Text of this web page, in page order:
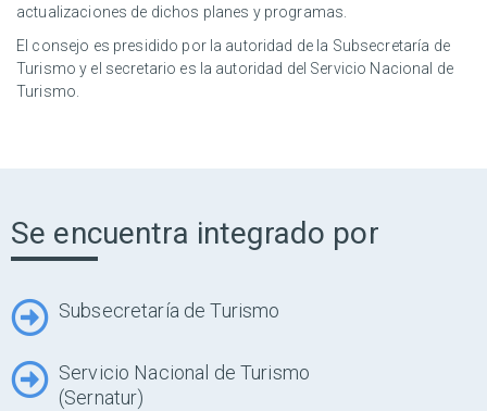
actualizaciones de dichos planes y programas.
El consejo es presidido por la autoridad de la Subsecretaría de
Turismo y el secretario es la autoridad del Servicio Nacional de
Turismo.
Se encuentra integrado por
Subsecretaría de Turismo
Servicio Nacional de Turismo
(Sernatur)